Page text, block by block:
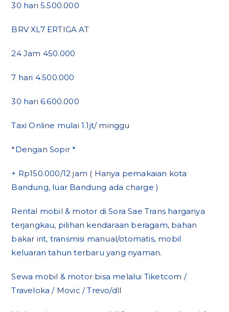
30 hari 5.500.000
BRV XL7 ERTIGA AT
24 Jam 450.000
7 hari 4.500.000
30 hari 6.600.000
Taxi Online mulai 1.1jt/ minggu
*Dengan Sopir *
+ Rp150.000/12 jam ( Hanya pemakaian kota
Bandung, luar Bandung ada charge )
Rental mobil & motor di Sora Sae Trans harganya
terjangkau, pilihan kendaraan beragam, bahan
bakar irit, transmisi manual/otomatis, mobil
keluaran tahun terbaru yang nyaman.
Sewa mobil & motor bisa melalui Tiketcom /
Traveloka / Movic / Trevo/dll